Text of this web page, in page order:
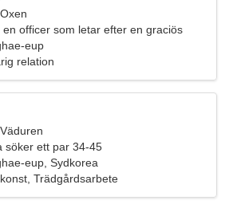
en officer som letar efter en graciös
eup
relation
söker ett par 34-45
eup, Sydkorea
Trädgårdsarbete